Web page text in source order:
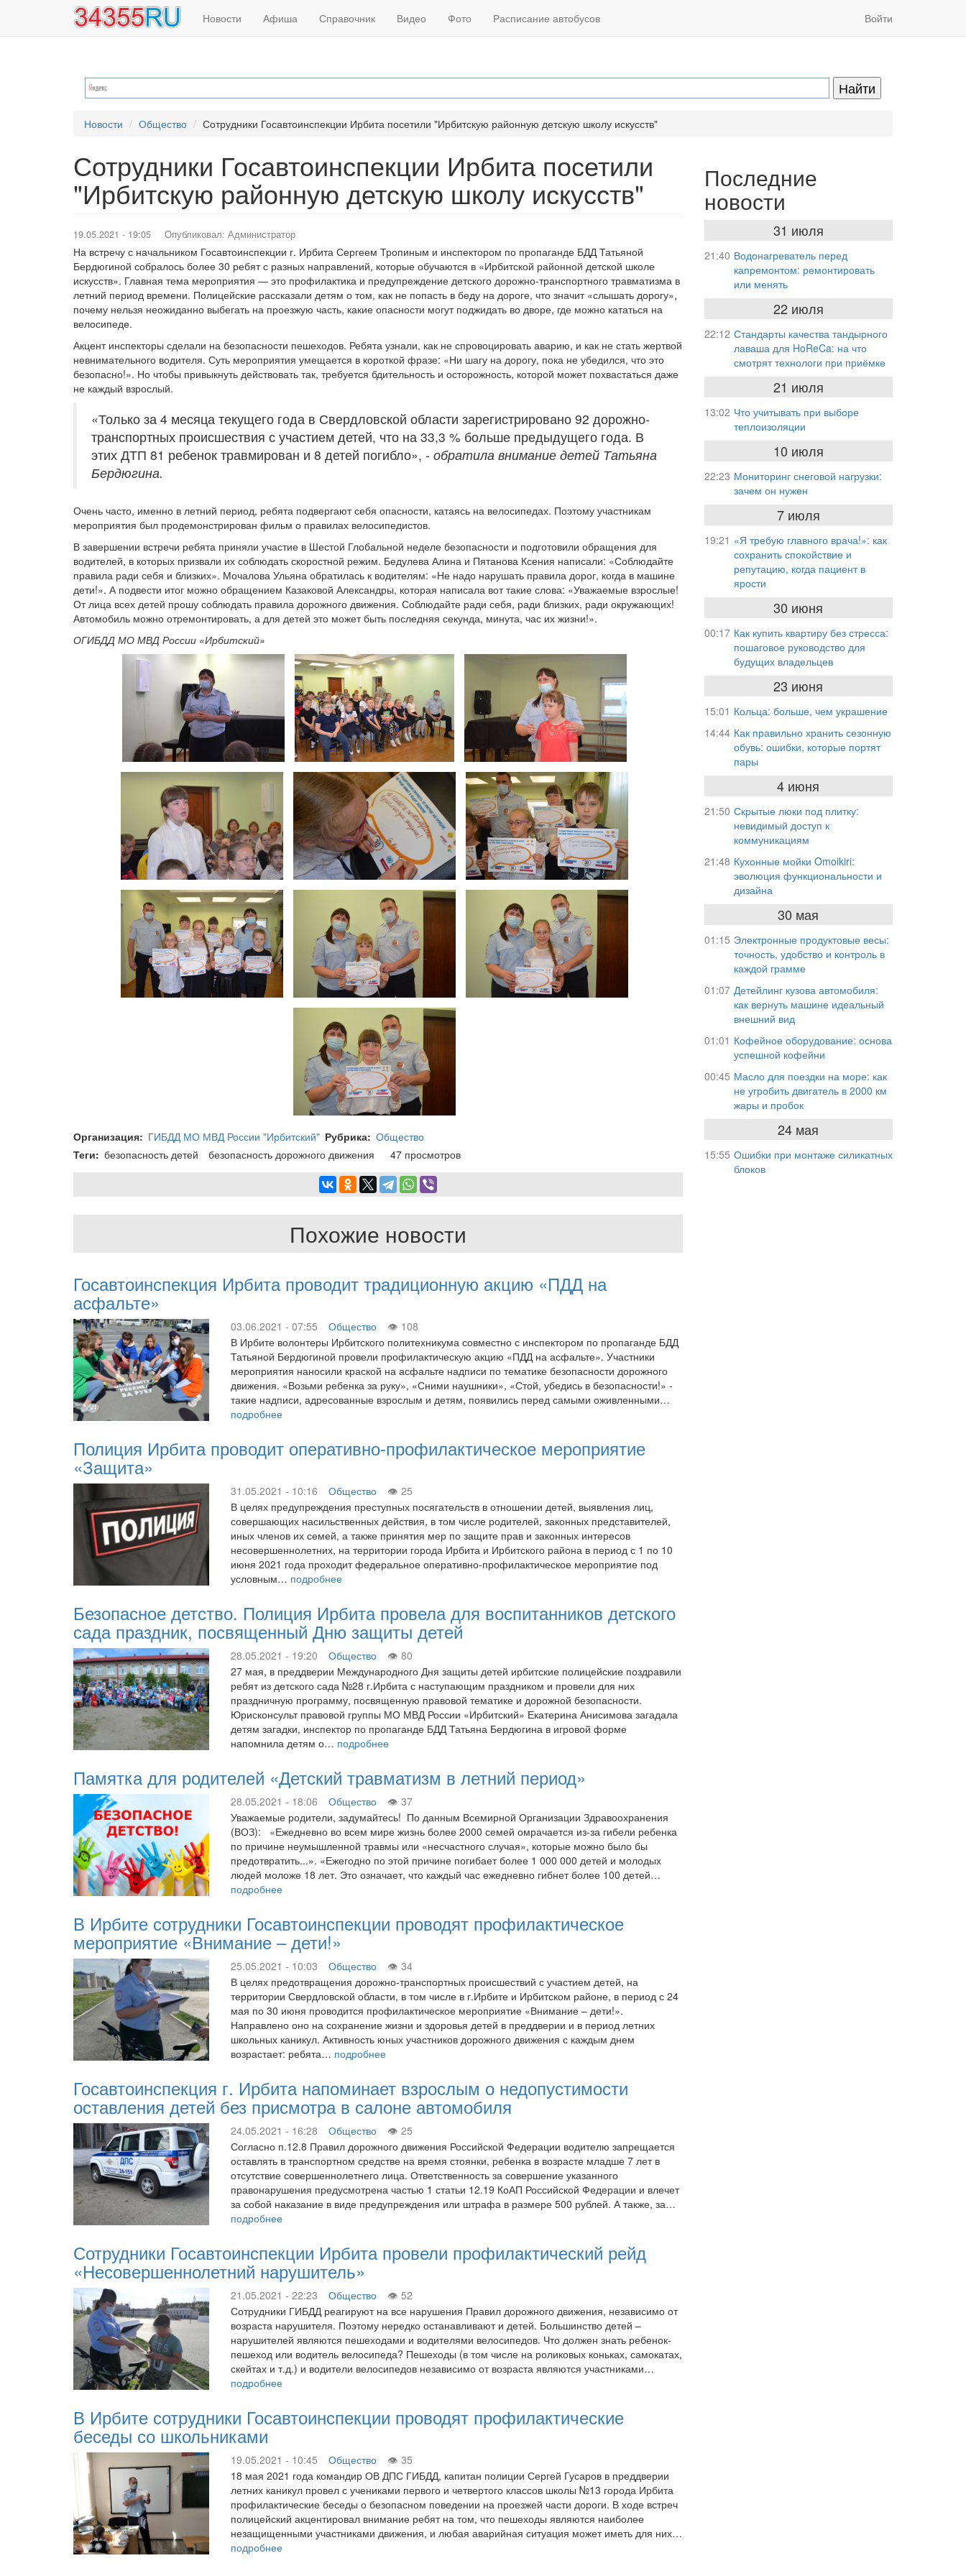
основному
Основная
навигация
Новости Афиша Справочник Видео Фото Расписание автобусов
Меню
учётной
пользователя
Войти
Новости Общество Сотрудники Госавтоинспекции Ирбита посетили "Ирбитскую районную детскую школу искусств"
Сотрудники Госавтоинспекции Ирбита посетили
"Ирбитскую районную детскую школу искусств"
19.05.2021 - 19:05 Опубликовал: Администратор
На встречу с начальником Госавтоинспекции г. Ирбита Сергеем Тропиным и инспектором по пропаганде БДД Татьяной
Бердюгиной собралось более 30 ребят с разных направлений, которые обучаются в «Ирбитской районной детской школе
искусств». Главная тема мероприятия — это профилактика и предупреждение детского дорожно-транспортного травматизма в
летний период времени. Полицейские рассказали детям о том, как не попасть в беду на дороге, что значит «слышать дорогу»,
почему нельзя неожиданно выбегать на проезжую часть, какие опасности могут поджидать во дворе, где можно кататься на
велосипеде.
Акцент инспекторы сделали на безопасности пешеходов. Ребята узнали, как не спровоцировать аварию, и как не стать жертвой
невнимательного водителя. Суть мероприятия умещается в короткой фразе: «Ни шагу на дорогу, пока не убедился, что это
безопасно!». Но чтобы привыкнуть действовать так, требуется бдительность и осторожность, которой может похвастаться даже
не каждый взрослый.
«Только за 4 месяца текущего года в Свердловской области зарегистрировано 92 дорожно-
транспортных происшествия с участием детей, что на 33,3 % больше предыдущего года. В
этих ДТП 81 ребенок травмирован и 8 детей погибло», - обратила внимание детей Татьяна
Бердюгина.
Очень часто, именно в летний период, ребята подвергают себя опасности, катаясь на велосипедах. Поэтому участникам
мероприятия был продемонстрирован фильм о правилах велосипедистов.
В завершении встречи ребята приняли участие в Шестой Глобальной неделе безопасности и подготовили обращения для
водителей, в которых призвали их соблюдать скоростной режим. Бедулева Алина и Пятанова Ксения написали: «Соблюдайте
правила ради себя и близких». Мочалова Ульяна обратилась к водителям: «Не надо нарушать правила дорог, когда в машине
дети!». А подвести итог можно обращением Казаковой Александры, которая написала вот такие слова: «Уважаемые взрослые!
От лица всех детей прошу соблюдать правила дорожного движения. Соблюдайте ради себя, ради близких, ради окружающих!
Автомобиль можно отремонтировать, а для детей это может быть последняя секунда, минута, час их жизни!».
ОГИБДД МО МВД России «Ирбитский»
Организация ГИБДД МО МВД России "Ирбитский" Рубрика Общество
Теги
безопасность детей безопасность дорожного движения 47 просмотров
Похожие новости
Госавтоинспекция Ирбита проводит традиционную акцию «ПДД на
асфальте»
03.06.2021 - 07:55 Общество
108
В Ирбите волонтеры Ирбитского политехникума совместно с инспектором по пропаганде БДД
Татьяной Бердюгиной провели профилактическую акцию «ПДД на асфальте». Участники
мероприятия наносили краской на асфальте надписи по тематике безопасности дорожного
движения. «Возьми ребенка за руку», «Сними наушники», «Стой, убедись в безопасности!» -
такие надписи, адресованные взрослым и детям, появились перед самыми оживленными…
подробнее
Полиция Ирбита проводит оперативно-профилактическое мероприятие
«Защита»
31.05.2021 - 10:16 Общество
25
В целях предупреждения преступных посягательств в отношении детей, выявления лиц,
совершающих насильственных действия, в том числе родителей, законных представителей,
иных членов их семей, а также принятия мер по защите прав и законных интересов
несовершеннолетних, на территории города Ирбита и Ирбитского района в период с 1 по 10
июня 2021 года проходит федеральное оперативно-профилактическое мероприятие под
условным… подробнее
Безопасное детство. Полиция Ирбита провела для воспитанников детского
сада праздник, посвященный Дню защиты детей
28.05.2021 - 19:20 Общество
80
27 мая, в преддверии Международного Дня защиты детей ирбитские полицейские поздравили
ребят из детского сада №28 г.Ирбита с наступающим праздником и провели для них
праздничную программу, посвященную правовой тематике и дорожной безопасности.
Юрисконсульт правовой группы МО МВД России «Ирбитский» Екатерина Анисимова загадала
детям загадки, инспектор по пропаганде БДД Татьяна Бердюгина в игровой форме
напомнила детям о… подробнее
Памятка для родителей «Детский травматизм в летний период»
28.05.2021 - 18:06 Общество
37
Уважаемые родители, задумайтесь! По данным Всемирной Организации Здравоохранения
(ВОЗ): «Ежедневно во всем мире жизнь более 2000 семей омрачается из-за гибели ребенка
по причине неумышленной травмы или «несчастного случая», которые можно было бы
предотвратить...». «Ежегодно по этой причине погибает более 1 000 000 детей и молодых
людей моложе 18 лет. Это означает, что каждый час ежедневно гибнет более 100 детей…
подробнее
В Ирбите сотрудники Госавтоинспекции проводят профилактическое
мероприятие «Внимание – дети!»
25.05.2021 - 10:03 Общество
34
В целях предотвращения дорожно-транспортных происшествий с участием детей, на
территории Свердловской области, в том числе в г.Ирбите и Ирбитском районе, в период с 24
мая по 30 июня проводится профилактическое мероприятие «Внимание – дети!».
Направлено оно на сохранение жизни и здоровья детей в преддверии и в период летних
школьных каникул. Активность юных участников дорожного движения с каждым днем
возрастает: ребята… подробнее
Госавтоинспекция г. Ирбита напоминает взрослым о недопустимости
оставления детей без присмотра в салоне автомобиля
24.05.2021 - 16:28 Общество
25
Согласно п.12.8 Правил дорожного движения Российской Федерации водителю запрещается
оставлять в транспортном средстве на время стоянки, ребенка в возрасте младше 7 лет в
отсутствие совершеннолетнего лица. Ответственность за совершение указанного
правонарушения предусмотрена частью 1 статьи 12.19 КоАП Российской Федерации и влечет
за собой наказание в виде предупреждения или штрафа в размере 500 рублей. А также, за…
подробнее
Сотрудники Госавтоинспекции Ирбита провели профилактический рейд
«Несовершеннолетний нарушитель»
21.05.2021 - 22:23 Общество
52
Сотрудники ГИБДД реагируют на все нарушения Правил дорожного движения, независимо от
возраста нарушителя. Поэтому нередко останавливают и детей. Большинство детей –
нарушителей являются пешеходами и водителями велосипедов. Что должен знать ребенок-
пешеход или водитель велосипеда? Пешеходы (в том числе на роликовых коньках, самокатах,
скейтах и т.д.) и водители велосипедов независимо от возраста являются участниками…
подробнее
В Ирбите сотрудники Госавтоинспекции проводят профилактические
беседы со школьниками
19.05.2021 - 10:45 Общество
35
18 мая 2021 года командир ОВ ДПС ГИБДД, капитан полиции Сергей Гусаров в преддверии
летних каникул провел с учениками первого и четвертого классов школы №13 города Ирбита
профилактические беседы о безопасном поведении на проезжей части дороги. В ходе встреч
полицейский акцентировал внимание ребят на том, что пешеходы являются наиболее
незащищенными участниками движения, и любая аварийная ситуация может иметь для них…
подробнее
Последние
новости
31 июля
21:40 Водонагреватель перед
капремонтом: ремонтировать
или менять
22 июля
22:12 Стандарты качества тандырного
лаваша для HoReCa: на что
смотрят технологи при приёмке
21 июля
13:02 Что учитывать при выборе
теплоизоляции
10 июля
22:23 Мониторинг снеговой нагрузки:
зачем он нужен
7 июля
19:21 «Я требую главного врача!»: как
сохранить спокойствие и
репутацию, когда пациент в
ярости
30 июня
00:17 Как купить квартиру без стресса:
пошаговое руководство для
будущих владельцев
23 июня
15:01 Кольца: больше, чем украшение
14:44 Как правильно хранить сезонную
обувь: ошибки, которые портят
пары
4 июня
21:50 Скрытые люки под плитку:
невидимый доступ к
коммуникациям
21:48 Кухонные мойки Omoikiri:
эволюция функциональности и
дизайна
30 мая
01:15 Электронные продуктовые весы:
точность, удобство и контроль в
каждой грамме
01:07 Детейлинг кузова автомобиля:
как вернуть машине идеальный
внешний вид
01:01 Кофейное оборудование: основа
успешной кофейни
00:45 Масло для поездки на море: как
не угробить двигатель в 2000 км
жары и пробок
24 мая
15:55 Ошибки при монтаже силикатных
блоков